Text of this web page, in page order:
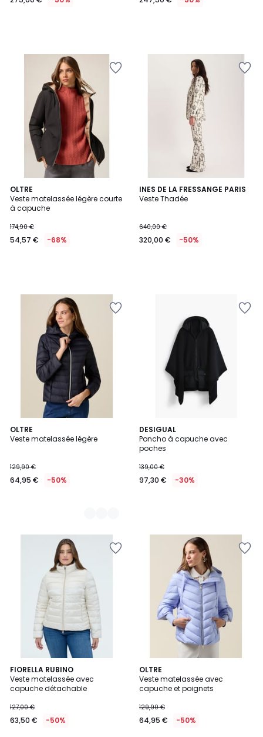
OLTRE
Veste matelassée légère courte
à capuche
174,90 €
54,57 € -68%
INES DE LA FRESSANGE PARIS
Veste Thadée
640,00 €
320,00 € -50%
OLTRE
Veste matelassée légère
129,90 €
64,95 € -50%
2
Couleurs
DESIGUAL
Poncho à capuche avec
poches
139,00 €
97,30 € -30%
FIORELLA RUBINO
Veste matelassée avec
capuche détachable
127,00 €
63,50 € -50%
2
Couleurs
OLTRE
Veste matelassée avec
capuche et poignets
129,90 €
64,95 € -50%